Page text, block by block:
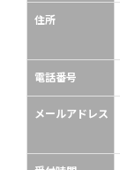
住所
電話番号
メールアドレス